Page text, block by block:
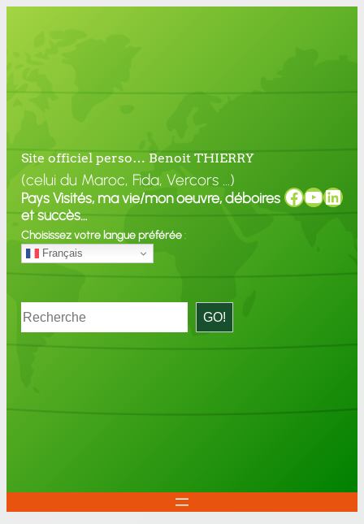
Site officiel perso… Benoit THIERRY
(celui du Maroc, Fida, Vercors …)
Pays Visités, ma vie/mon oeuvre, déboires
et succès…
Choisissez votre langue préférée:
Français
Rechercher GO!